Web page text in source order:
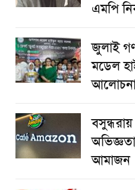
এমপি
জুলাই
মডেল
আমাজন